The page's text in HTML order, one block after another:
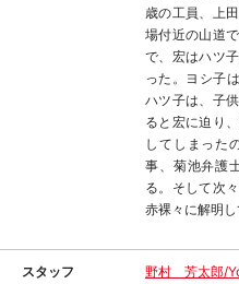
歳の工員、上
場付近の山道
で、宏はハツ
った。ヨシ子
ハツ子は、子
ると宏に迫り
してしまった
事、菊池弁護
る。そして次
赤裸々に解明し
スタッフ 野村 芳太郎/